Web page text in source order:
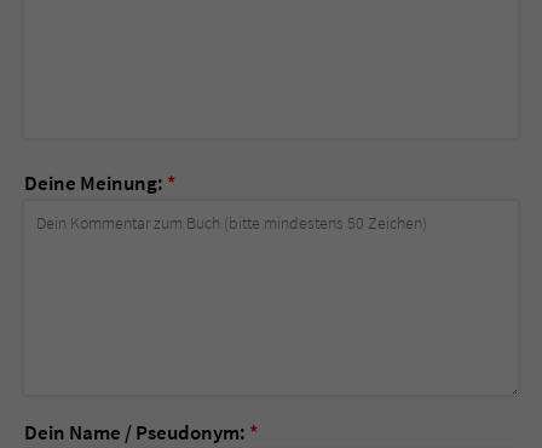
Deine Meinung: *
Dein Name / Pseudonym: *